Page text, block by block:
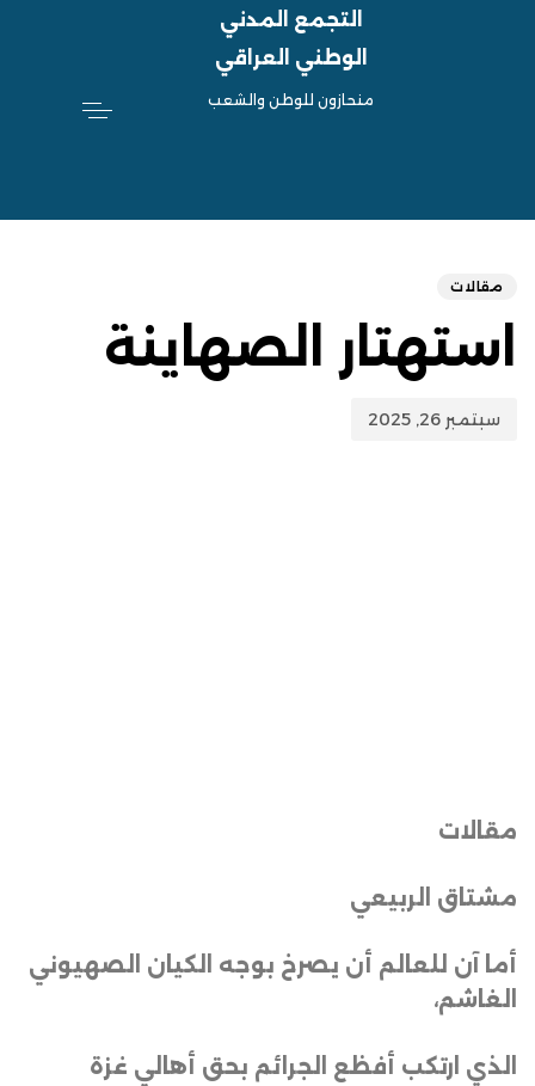
التجمع المدني
الوطني العراقي
منحازون للوطن والشعب
مقالات
استهتار الصهاينة
سبتمبر 26, 2025
مقالات
مشتاق الربيعي
أما آن للعالم أن يصرخ بوجه الكيان الصهيوني
الغاشم،
الذي ارتكب أفظع الجرائم بحق أهالي غزة